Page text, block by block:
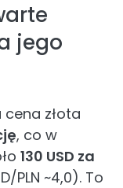
jego
złota
, co w
130 USD za
PLN ~4,0). To